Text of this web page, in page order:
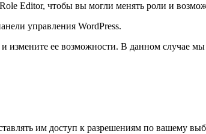
Editor, чтобы вы могли менять роли и
управления WordPress.
измените ее возможности. В данном случае
им доступ к разрешениям по вашему